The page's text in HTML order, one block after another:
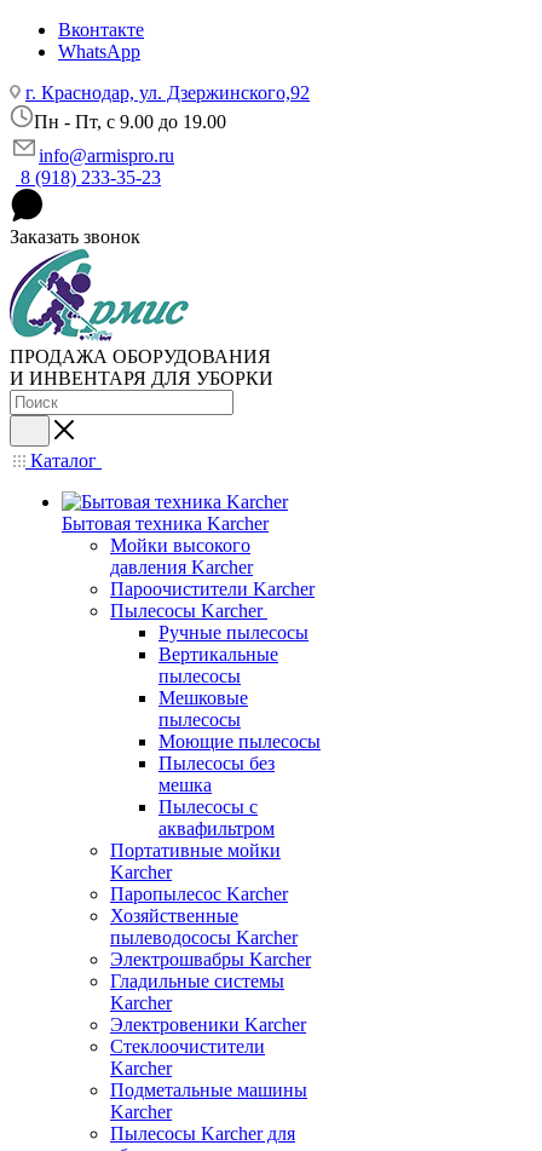
Вконтакте
WhatsApp
г. Краснодар, ул. Дзержинского,92
Пн - Пт, c 9.00 до 19.00
info@armispro.ru
8 (918) 233-35-23
Заказать звонок
ПРОДАЖА ОБОРУДОВАНИЯ
И ИНВЕНТАРЯ ДЛЯ УБОРКИ
Каталог
Бытовая техника Karcher
Мойки высокого
давления Karcher
Пароочистители Karcher
Пылесосы Karcher
Ручные пылесосы
Вертикальные
пылесосы
Мешковые
пылесосы
Моющие пылесосы
Пылесосы без
мешка
Пылесосы с
аквафильтром
Портативные мойки
Karcher
Паропылесос Karcher
Хозяйственные
пылеводососы Karcher
Электрошвабры Karcher
Гладильные системы
Karcher
Электровеники Karcher
Стеклоочистители
Karcher
Подметальные машины
Karcher
Пылесосы Karcher для